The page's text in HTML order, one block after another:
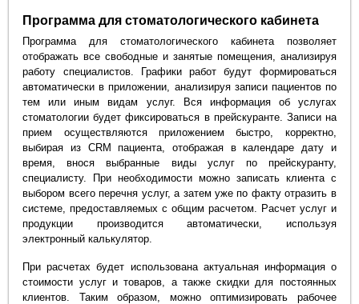
Программа для стоматологического кабинета
Программа для стоматологического кабинета позволяет
отображать все свободные и занятые помещения, анализируя
работу специалистов. Графики работ будут формироваться
автоматически в приложении, анализируя записи пациентов по
тем или иным видам услуг. Вся информация об услугах
стоматологии будет фиксироваться в прейскуранте. Записи на
прием осуществляются приложением быстро, корректно,
выбирая из CRM пациента, отображая в календаре дату и
время, внося выбранные виды услуг по прейскуранту,
специалисту. При необходимости можно записать клиента с
выбором всего перечня услуг, а затем уже по факту отразить в
системе, предоставляемых с общим расчетом. Расчет услуг и
продукции производится автоматически, используя
электронный калькулятор.
При расчетах будет использована актуальная информация о
стоимости услуг и товаров, а также скидки для постоянных
клиентов. Таким образом, можно оптимизировать рабочее